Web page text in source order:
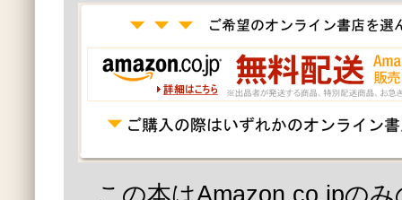
この本はAmazon.co.jpの